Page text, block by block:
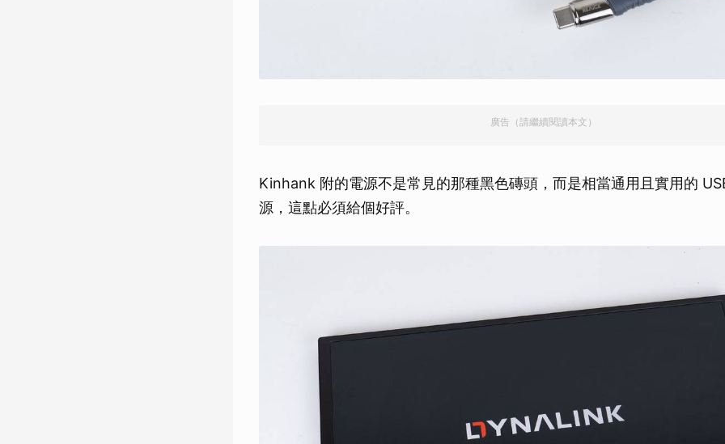
廣告（請繼續閱讀本文）
Kinhank 附的電源不是常見的那種黑色磚頭，而是相當通用且實用的
源，這點必須給個好評。